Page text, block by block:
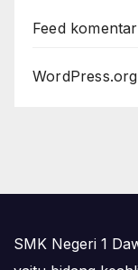
Feed komentar
WordPress.org
SMK Negeri 1